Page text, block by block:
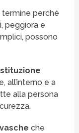
termine perché
peggiora e
possono
all’interno e a
alla persona
che